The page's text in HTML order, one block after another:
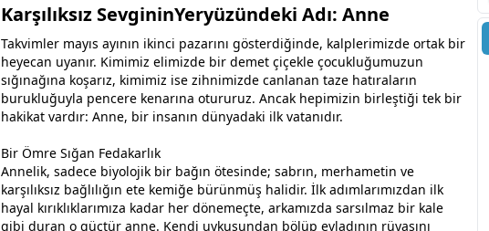
Karşılıksız SevgininYeryüzündeki Adı: Anne
Takvimler mayıs ayının ikinci pazarını gösterdiğinde, kalplerimizde ortak bir
heyecan uyanır. Kimimiz elimizde bir demet çiçekle çocukluğumuzun
sığınağına koşarız, kimimiz ise zihnimizde canlanan taze hatıraların
burukluğuyla pencere kenarına otururuz. Ancak hepimizin birleştiği tek bir
hakikat vardır: Anne, bir insanın dünyadaki ilk vatanıdır.
Bir Ömre Sığan Fedakarlık
Annelik, sadece biyolojik bir bağın ötesinde; sabrın, merhametin ve
karşılıksız bağlılığın ete kemiğe bürünmüş halidir. İlk adımlarımızdan ilk
hayal kırıklıklarımıza kadar her dönemeçte, arkamızda sarsılmaz bir kale
gibi duran o güçtür anne. Kendi uykusundan bölüp evladının rüyasını